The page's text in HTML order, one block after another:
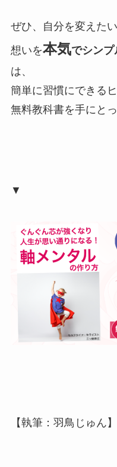
ぜひ、自分を変えた
想いを本気でシンプ
は、
簡単に習慣にできる
無料教科書を手にと
▼
【執筆：羽鳥じゅん】